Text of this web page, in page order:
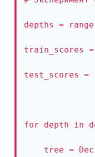
depths =
train_scores
test_scores =
for depth in
tree =